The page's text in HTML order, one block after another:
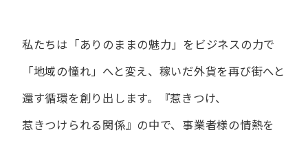
私たちは​「ありの​ままの​魅力」を​ビジネスの​力で​
「地域の​憧れ」へと​変え、 稼いだ外貨を​再び街へと​
還す循環を​創り出します。
『惹きつけ、​
惹きつけられる​関係』の​中で、​事業者様の​情熱を​